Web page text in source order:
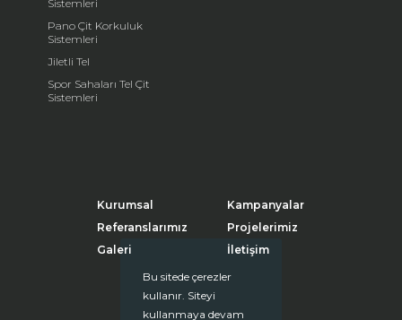
Bu sitede çerezler
kullanır. Siteyi
kullanmaya devam
Sistemleri
Pano Çit Korkuluk
Sistemleri
Jiletli Tel
Spor Sahaları Tel Çit
Sistemleri
Kurumsal
Kampanyalar
Referanslarımız
Projelerimiz
Galeri
İletişim